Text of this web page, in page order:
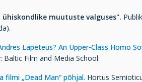
ühiskondlike muutuste valguses".
Lapeteus? An Upper-Class Homo
Baltic Film and Media School.
„Dead Man“ põhjal. Hortus